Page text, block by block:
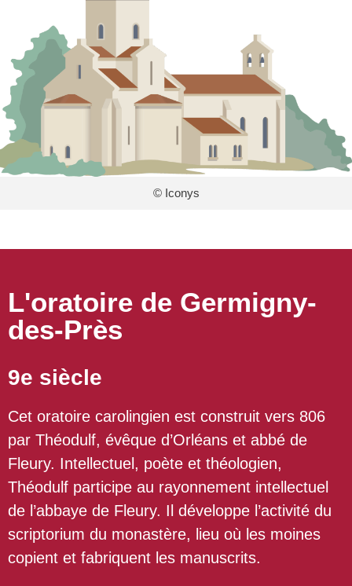
© Iconys
L'oratoire de Germigny-
des-Près
9e siècle
Cet oratoire carolingien est construit vers 806
par Théodulf, évêque d’Orléans et abbé de
Fleury. Intellectuel, poète et théologien,
Théodulf participe au rayonnement intellectuel
de l’abbaye de Fleury. Il développe l’activité du
scriptorium du monastère, lieu où les moines
copient et fabriquent les manuscrits.